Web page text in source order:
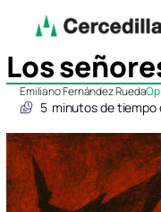
Los
Emiliano Fernández Rueda
5 minutos de tiempo